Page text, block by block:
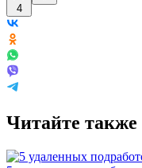
4
Читайте также